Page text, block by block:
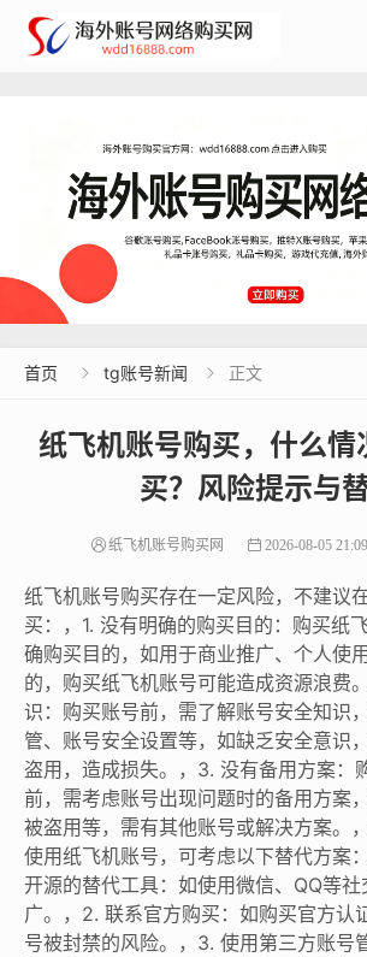
首页  tg账号新闻  正文
纸飞机账号购买，什么情
买？风险提示与
纸飞机账号购买网 2026-08-05
纸飞机账号购买存在一定风险，不建议
买：，1. 没有明确的购买目的：购买纸
确购买目的，如用于商业推广、个人使
的，购买纸飞机账号可能造成资源浪费
识：购买账号前，需了解账号安全知识
管、账号安全设置等，如缺乏安全意识
盗用，造成损失。，3. 没有备用方案：
前，需考虑账号出现问题时的备用方案
被盗用等，需有其他账号或解决方案。
使用纸飞机账号，可考虑以下替代方案
开源的替代工具：如使用微信、QQ等社
广。，2. 联系官方购买：如购买官方认
号被封禁的风险。，3. 使用第三方账号